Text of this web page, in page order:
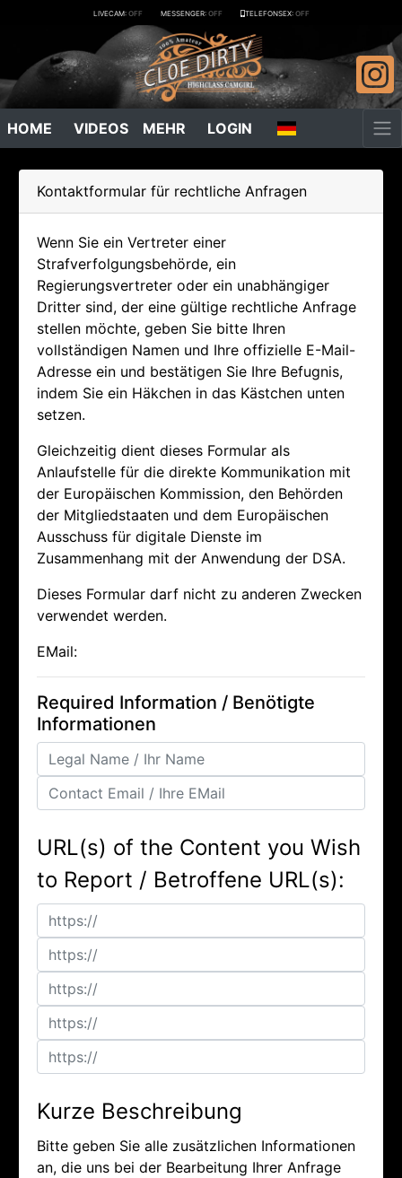
LIVECAM: OFF MESSENGER: OFF TELEFONSEX: OFF
HOME VIDEOS MEHR LOGIN
Kontaktformular für rechtliche Anfragen
Wenn Sie ein Vertreter einer
Strafverfolgungsbehörde, ein
Regierungsvertreter oder ein unabhängiger
Dritter sind, der eine gültige rechtliche Anfrage
stellen möchte, geben Sie bitte Ihren
vollständigen Namen und Ihre offizielle E-Mail-
Adresse ein und bestätigen Sie Ihre Befugnis,
indem Sie ein Häkchen in das Kästchen unten
setzen.
Gleichzeitig dient dieses Formular als
Anlaufstelle für die direkte Kommunikation mit
der Europäischen Kommission, den Behörden
der Mitgliedstaaten und dem Europäischen
Ausschuss für digitale Dienste im
Zusammenhang mit der Anwendung der DSA.
Dieses Formular darf nicht zu anderen Zwecken
verwendet werden.
EMail:
Required Information / Benötigte
Informationen
URL(s) of the Content you Wish
to Report / Betroffene URL(s):
Kurze Beschreibung
Bitte geben Sie alle zusätzlichen Informationen
an, die uns bei der Bearbeitung Ihrer Anfrage